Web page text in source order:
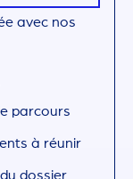
avec nos
parcours
à réunir
dossier